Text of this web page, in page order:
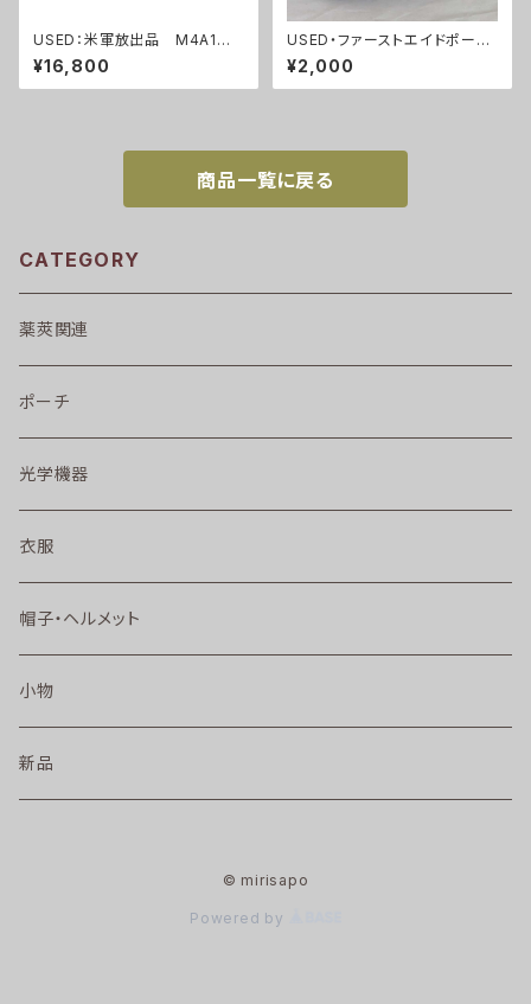
USED：米軍放出品 M4A1カ
ービン M4ライフル キャリン
グハンドル(A289)
¥16,800
USED・ファーストエイドポー
チ・USMC 海兵隊(A0117)
¥2,000
商品一覧に戻る
CATEGORY
薬莢関連
ポーチ
光学機器
衣服
帽子・ヘルメット
小物
新品
© mirisapo
Powered by